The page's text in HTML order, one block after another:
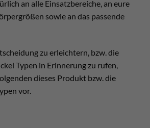
an alle Einsatzbereiche, an eure
sowie an das passende
zu erleichtern, bzw. die
Typen in Erinnerung zu rufen,
dieses Produkt bzw. die
vor.